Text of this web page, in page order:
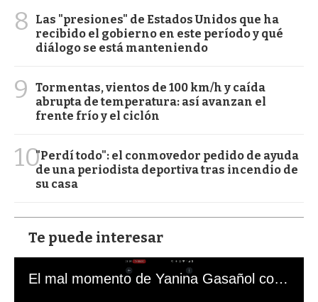
8
Las "presiones" de Estados Unidos que ha
recibido el gobierno en este período y qué
diálogo se está manteniendo
9
Tormentas, vientos de 100 km/h y caída
abrupta de temperatura: así avanzan el
frente frío y el ciclón
10"Perdí todo": el conmovedor pedido de ayuda
de una periodista deportiva tras incendio de
su casa
Te puede interesar
El mal momento de Yanina Gasañol con un hincha argentino en "Subrayado"